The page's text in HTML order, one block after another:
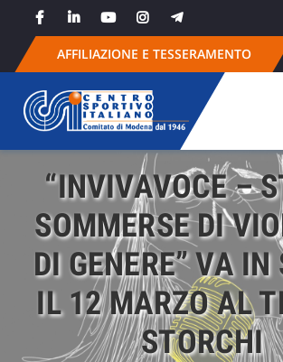
content
AFFILIAZIONE E TESSERAMENTO
“INVIVAVOCE –
SOMMERSE DI
DI GENERE” VA IN
IL 12 MARZO AL
STORCHI